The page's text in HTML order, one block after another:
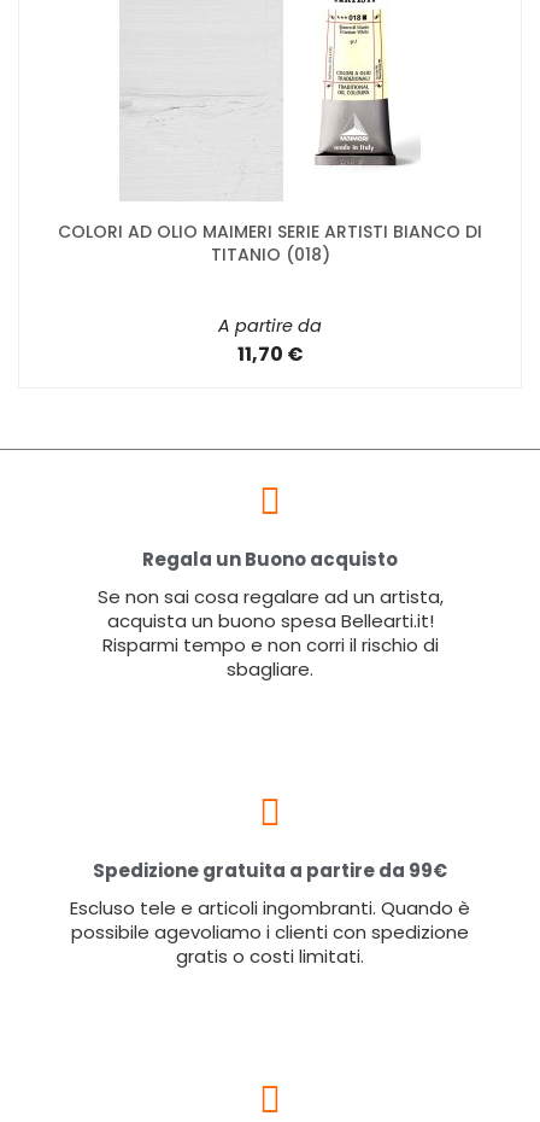
COLORI AD OLIO MAIMERI SERIE ARTISTI BIANCO DI
TITANIO (018)
A partire da
11,70 €
Regala un Buono acquisto
Se non sai cosa regalare ad un artista,
acquista un buono spesa Bellearti.it!
Risparmi tempo e non corri il rischio di
sbagliare.
Spedizione gratuita a partire da 99€
Escluso tele e articoli ingombranti. Quando è
possibile agevoliamo i clienti con spedizione
gratis o costi limitati.